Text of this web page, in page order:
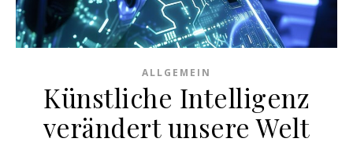
ALLGEMEIN
Künstliche Intelligenz
verändert unsere Welt